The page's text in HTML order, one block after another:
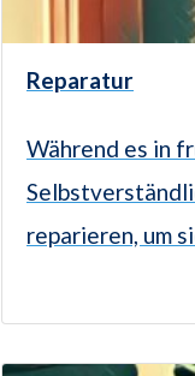
Reparatur
Während es in
reparieren, um